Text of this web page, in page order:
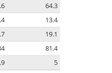
64.3
13.4
19.1
81.4
5